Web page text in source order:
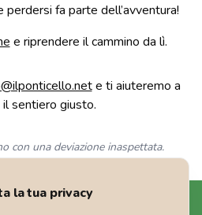
perdersi fa parte dell’avventura!
e riprendere il cammino da lì.
e ti aiuteremo a
sentiero giusto.
con una deviazione inaspettata.
la tua privacy